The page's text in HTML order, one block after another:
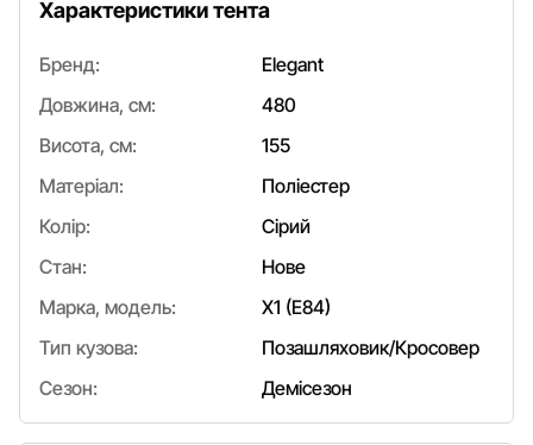
Характеристики тента
Бренд:
Elegant
Довжина, см:
480
Висота, см:
155
Матеріал:
Поліестер
Колір:
Сірий
Стан:
Нове
Марка, модель:
X1 (E84)
Тип кузова:
Позашляховик/Кросовер
Сезон:
Демісезон